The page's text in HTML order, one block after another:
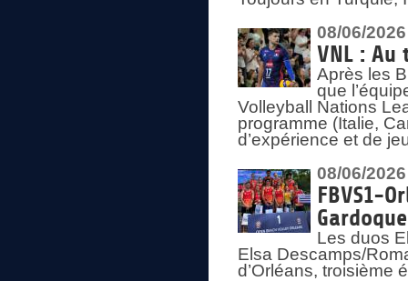
08/06/2026
VNL : Au
Après les
que
Volleyball Nations
programme (Italie,
d’expérience et de
08/06/2026
FBVS1-
Les duos
Elsa Descamps/
d’Orléans, troisième